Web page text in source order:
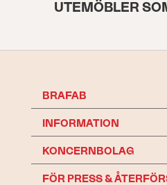
UTEMÖBLER
BRAFAB
INFORMATION
KONCERNBOLAG
FÖR PRESS &